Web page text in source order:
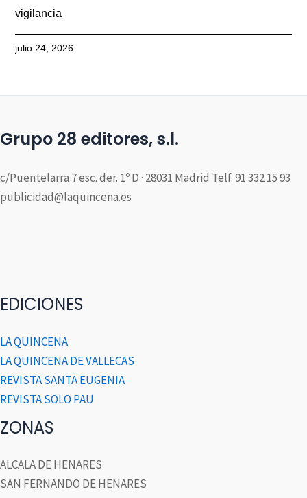
vigilancia
julio 24, 2026
Grupo 28 editores, s.l.
c/Puentelarra 7 esc. der. 1º D · 28031 Madrid Telf. 91 332 15 93
publicidad@laquincena.es
EDICIONES
LA QUINCENA
LA QUINCENA DE VALLECAS
REVISTA SANTA EUGENIA
REVISTA SOLO PAU
ZONAS
ALCALA DE HENARES
SAN FERNANDO DE HENARES